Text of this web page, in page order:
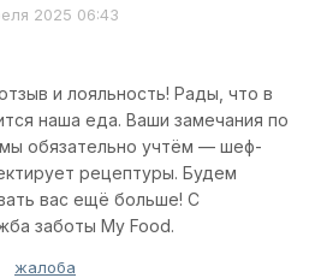
2025 06:43
и лояльность! Рады, что в
наша еда. Ваши замечания по
обязательно учтём — шеф-
рецептуры. Будем
вас ещё больше! С
заботы My Food.
жалоба